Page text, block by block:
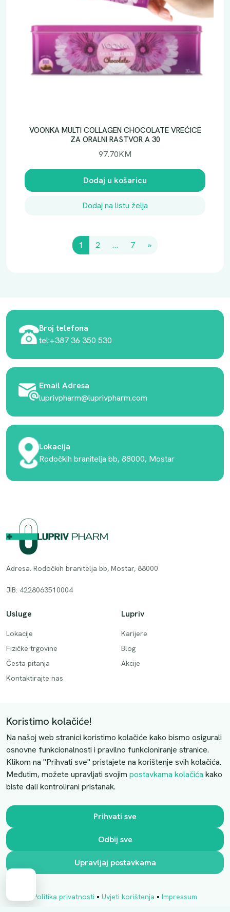
VOONKA MULTI COLLAGEN CHOCOLATE VREĆICE
ZA ORALNI RASTVOR A 30
97.70KM
Dodaj u košaricu
Dodaj na listu želja
1 2 … 7 »
Cart
Broj telefona
tel:+387 36 350 530
Email Adresa
luprivpharm@luprivpharm.com
Lokacija
Rodočkih branitelja bb, 88000, Mostar
Adresa. Rodočkih branitelja bb, Mostar, 88000
JIB: 4228063510004
Usluge
Lokacije
Fizičke trgovine
Česta pitanja
Kontaktirajte nas
Lupriv
Karijere
Blog
Akcije
Način plaćanja
Dostava
Povrati i otkazivanje
Uslovi kupovine
Slobodno nas kontaktirajte putem e-maila:
luprivpharm@luprivpharm.com
Ova stranica je zaštićena reCAPTCHA sustavom
Koristimo kolačiće!
Na našoj web stranici koristimo kolačiće kako bismo osigurali
osnovne funkcionalnosti i pravilno funkcioniranje stranice.
Klikom na "Prihvati sve" pristajete na korištenje svih kolačića.
Međutim, možete upravljati svojim postavkama kolačića kako
biste dali kontrolirani pristanak.
Prihvati sve
Odbij sve
Upravljaj postavkama
Politika privatnosti • Uvjeti korištenja • Impressum